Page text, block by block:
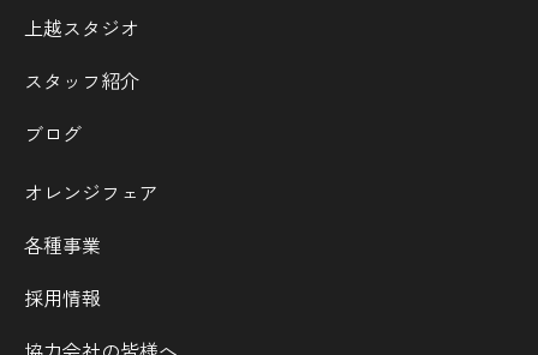
上越スタジオ
スタッフ紹介
ブログ
オレンジフェア
各種事業
採用情報